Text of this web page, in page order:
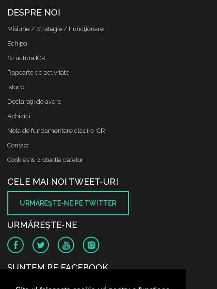
DESPRE NOI
Misiune / Strategie / Funcţionare
Echipa
Structura ICR
Rapoarte de activitate
Istoric
Declaraţii de avere
Achizitii
Nota de fundamentare cladire ICR
Contact
Cookies & protectia datelor
CELE MAI NOI TWEET-URI
URMĂREŞTE-NE PE TWITTER
URMĂREŞTE-NE
SUNTEM PE FACEBOOK